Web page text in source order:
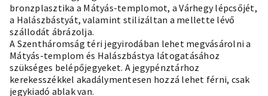
bronzplasztika a Mátyás-templomot, a Várhegy lépcsőjét,
a Halászbástyát, valamint stilizáltan a mellette lévő
szállodát ábrázolja.
A Szentháromság téri jegyirodában lehet megvásárolni a
Mátyás-templom és Halászbástya látogatásához
szükséges belépőjegyeket. A jegypénztárhoz
kerekesszékkel akadálymentesen hozzá lehet férni, csak
jegykiadó ablak van.